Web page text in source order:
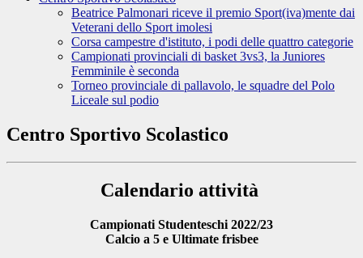
Beatrice Palmonari riceve il premio Sport(iva)mente dai
Veterani dello Sport imolesi
Corsa campestre d'istituto, i podi delle quattro categorie
Campionati provinciali di basket 3vs3, la Juniores
Femminile è seconda
Torneo provinciale di pallavolo, le squadre del Polo
Liceale sul podio
Centro Sportivo Scolastico
Calendario attività
Campionati Studenteschi 2022/23
Calcio a 5 e Ultimate frisbee